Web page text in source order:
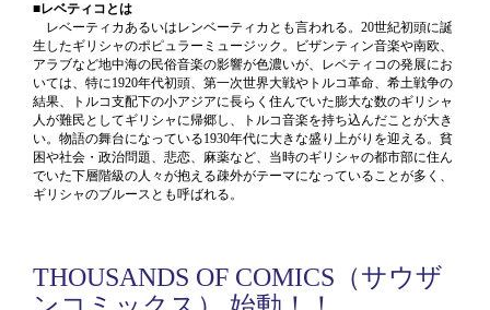
■レベティコとは
レベーティカあるいはレンベーティカとも言われる。20世紀初頭に誕
生したギリシャのポピュラーミュージック。ビザンティン音楽や南欧、
アラブなど地中海の民俗音楽の影響が色濃いが、レベティコの発展にお
いては、特に1920年代初頭、第一次世界大戦やトルコ革命、希土戦争の
結果、トルコ支配下の小アジアに長らく住んでいた膨大な数のギリシャ
人が難民としてギリシャに帰郷し、トルコ音楽を持ち込んだことが大き
い。物語の舞台になっている1930年代に大きな盛り上がりを迎える。貧
困や社会・政治問題、悲恋、麻薬など、当時のギリシャの都市部に住ん
でいた下層階級の人々が抱える疎外がテーマになっていることが多く、
ギリシャのブルースとも呼ばれる。
THOUSANDS OF COMICS（サウザ